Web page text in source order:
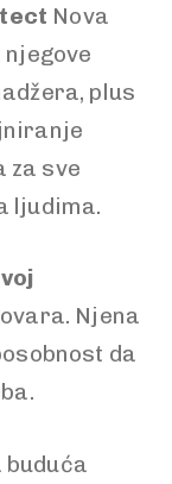
Nova
plus
za sve
ljudima.
Njena
da